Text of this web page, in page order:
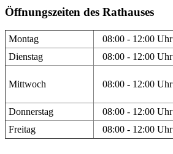
Öffnungszeiten des Rathauses
Montag 08:00 - 12:00 Uhr
Dienstag
08:00 - 12:00 Uhr
Mittwoch 08:00 - 12:00 Uhr
Donnerstag 08:00 - 12:00 Uhr
Freitag
08:00 - 12:00 Uhr